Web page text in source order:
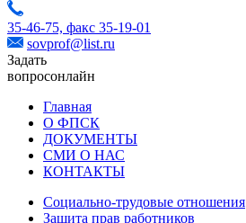
35-46-75, факс 35-19-01
sovprof@list.ru
Задать
вопросонлайн
Главная
О ФПСК
ДОКУМЕНТЫ
СМИ О НАС
КОНТАКТЫ
Социально-трудовые отношения
Защита прав работников